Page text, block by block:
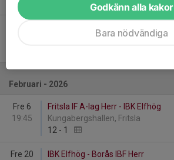
Älvhögsborg, Entréhallen
Februari - 2026
Fre 6
19:45
Fritsla IF A-lag Herr - IBK Elfhög
Kungabergshallen, Fritsla
12 - 1
Fre 20
IBK Elfhög - Borås IBF Herr
Godkänn alla kakor
Bara nödvändiga